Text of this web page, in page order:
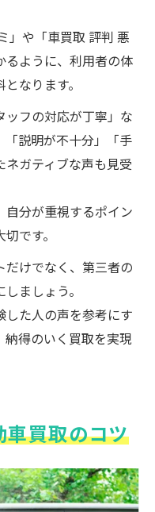
」や「車買取 評判 悪
るように、利用者の体
なります。
ッフの対応が丁寧」な
「説明が不十分」「手
ガティブな声も見受
自分が重視するポイン
です。
だけでなく、第三者の
ましょう。
した人の声を参考にす
得のいく買取を実現
車買取のコツ